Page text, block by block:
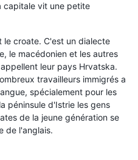
capitale vit une petite
le croate. C'est un dialecte
le macédonien et les autres
leur pays Hrvatska.
travailleurs immigrés a
spécialement pour les
péninsule d'Istrie les gens
de la jeune génération se
de l'anglais.